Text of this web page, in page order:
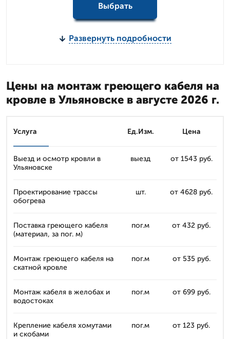
Выбрать
Развернуть подробности
Цены на монтаж греющего кабеля на
кровле в Ульяновске в августе 2026 г.
Услуга Ед.Изм. Цена
Выезд и осмотр кровли в
Ульяновске
выезд от 1543 руб.
Проектирование трассы
обогрева
шт. от 4628 руб.
Поставка греющего кабеля
(материал, за пог. м)
пог.м от 432 руб.
Монтаж греющего кабеля на
скатной кровле
пог.м от 535 руб.
Монтаж кабеля в желобах и
водостоках
пог.м от 699 руб.
Крепление кабеля хомутами
и скобами
пог.м от 123 руб.